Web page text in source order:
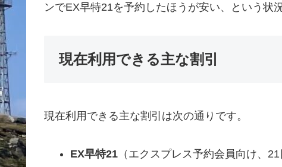
ンでEX早特21を予約したほうが安い、という状
現在利用できる主な割引
現在利用できる主な割引は次の通りです。
EX早特21（エクスプレス予約会員向け、